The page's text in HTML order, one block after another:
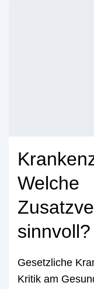
Welche
sinnvoll?
Gesetzliche
Kritik am